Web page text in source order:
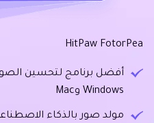
HitPaw FotorPea
أفضل برنامج لتحسين
Windows وMac
مولد صور بالذكاء